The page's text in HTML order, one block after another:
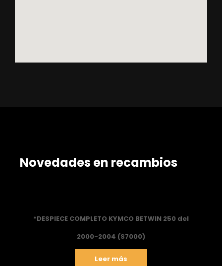
Novedades en recambios
*DESPIECE COMPLETO KYMCO BETWIN 250 del
2000-2004 (S7000)
Leer más